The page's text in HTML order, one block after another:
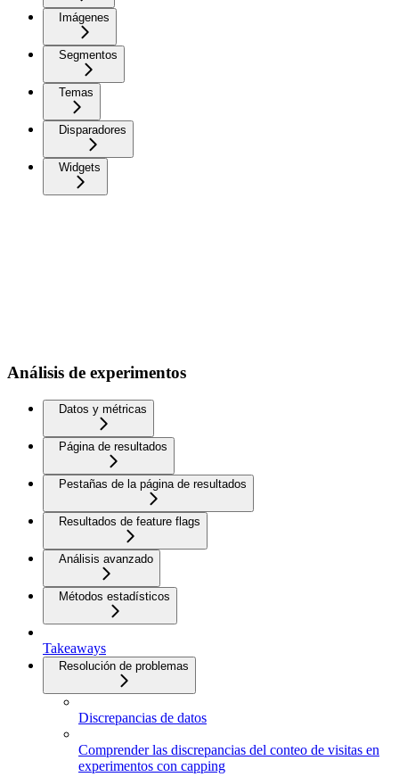
Imágenes
Segmentos
Temas
Disparadores
Widgets
Análisis de experimentos
Datos y métricas
Página de resultados
Pestañas de la página de resultados
Resultados de feature flags
Análisis avanzado
Métodos estadísticos
Takeaways
Resolución de problemas
Discrepancias de datos
Comprender las discrepancias del conteo de visitas en
experimentos con capping